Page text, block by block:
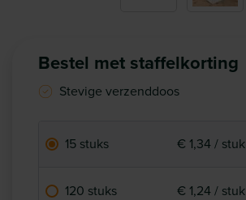
Bestel met staffelkorting
Stevige verzenddoos
15 stuks € 1,34 / stuk
120 stuks € 1,24 / stuk